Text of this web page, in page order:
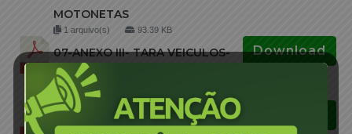
MOTONETAS
1 arquivo(s) 93.39 KB
07-ANEXO III- TARA VEICULOS-
descontaminados
1 arquivo(s)
Download
06-ANEXO- II PÁTIOS